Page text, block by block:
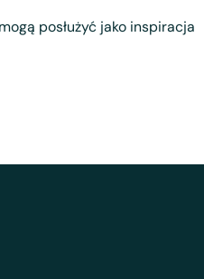
posłużyć jako inspiracja